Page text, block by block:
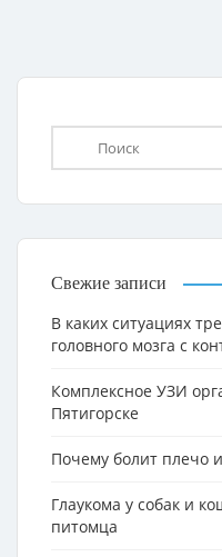
Свежие записи
В каких ситуациях
головного мозга с
Комплексное УЗИ
Пятигорске
Почему болит плечо
Глаукома у собак и
питомца